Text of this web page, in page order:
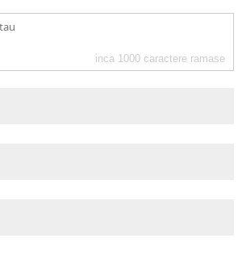
inca 1000 caractere ramase